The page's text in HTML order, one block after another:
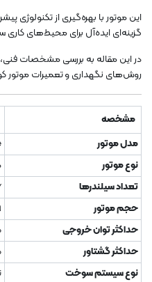
این موتور با بهره‌گیری از تکنولوژی
گزینه‌ای ایده‌آل برای محیط‌های
در این مقاله به بررسی مشخصات
روش‌های نگهداری و تعمیرات موتور کوماتسو 90
مشخصه
مدل موتور
نوع موتور
تعداد سیلندرها
6
حجم موتور
حداکثر توان خروجی
حداکثر گشتاور
نوع سیستم سوخت